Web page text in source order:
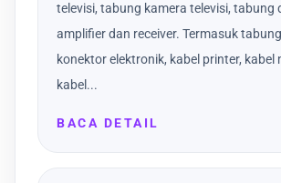
televisi, tabung kamera televisi, tabung
amplifier dan receiver. Termasuk
konektor elektronik, kabel printer, kabel
kabel...
BACA DETAIL